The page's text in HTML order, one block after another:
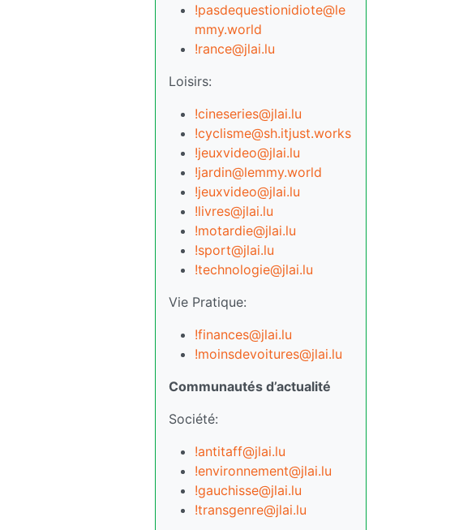
!pasdequestionidiote@le
mmy.world
!rance@jlai.lu
Loisirs:
!cineseries@jlai.lu
!cyclisme@sh.itjust.works
!jeuxvideo@jlai.lu
!jardin@lemmy.world
!jeuxvideo@jlai.lu
!livres@jlai.lu
!motardie@jlai.lu
!sport@jlai.lu
!technologie@jlai.lu
Vie Pratique:
!finances@jlai.lu
!moinsdevoitures@jlai.lu
Communautés d’actualité
Société:
!antitaff@jlai.lu
!environnement@jlai.lu
!gauchisse@jlai.lu
!transgenre@jlai.lu